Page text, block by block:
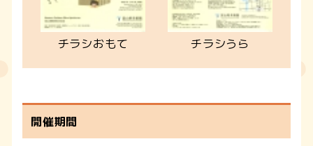
チラシおもて チラシうら
開催期間